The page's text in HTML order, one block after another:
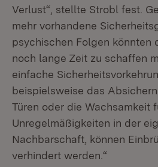
Verlust“, stellte Strobl fest.
mehr vorhandene
psychischen Folgen könnten
noch lange Zeit zu schaffen
einfache
beispielsweise das
Türen oder die Wachsamkeit
Unregelmäßigkeiten in der
Nachbarschaft, können
verhindert werden.“